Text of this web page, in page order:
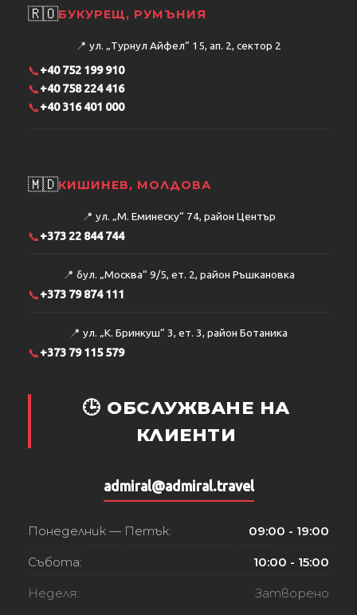
🇷🇴БУКУРЕЩ, РУМЪНИЯ
📍 ул. „Турнул Айфел“ 15, ап. 2, сектор 2
📞+40 752 199 910
📞+40 758 224 416
📞+40 316 401 000
🇲🇩КИШИНЕВ, МОЛДОВА
📍 ул. „М. Еминеску“ 74, район Център
📞+373 22 844 744
📍 бул. „Москва“ 9/5, ет. 2, район Ръшкановка
📞+373 79 874 111
📍 ул. „К. Бринкуш“ 3, ет. 3, район Ботаника
📞+373 79 115 579
🕒 ОБСЛУЖВАНЕ НА
КЛИЕНТИ
admiral@admiral.travel
Понеделник — Петък: 09:00 - 19:00
Събота: 10:00 - 15:00
Неделя: Затворено